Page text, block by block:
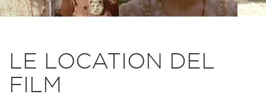
LE LOCATION DEL
FILM